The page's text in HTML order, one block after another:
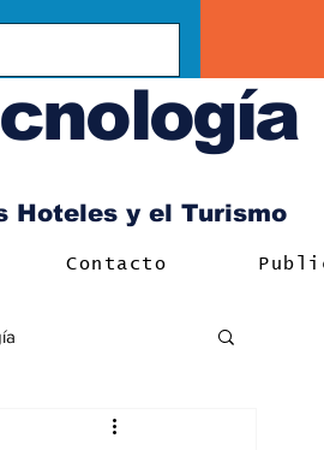
Hoteles y el Turismo
Contacto